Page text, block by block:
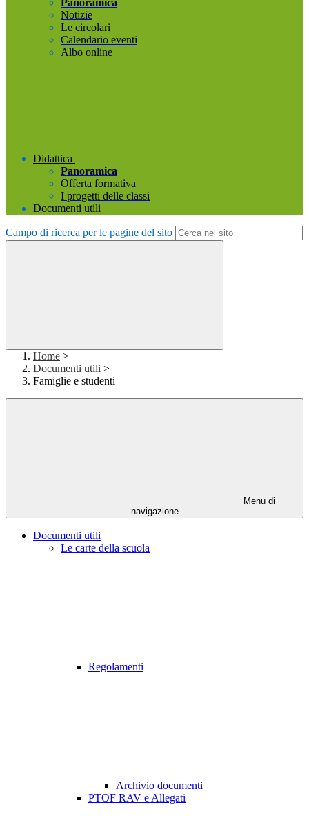
Panoramica
Notizie
Le circolari
Calendario eventi
Albo online
Didattica
Panoramica
Offerta formativa
I progetti delle classi
Documenti utili
Campo di ricerca per le pagine del sito
Home >
Documenti utili >
Famiglie e studenti
Menu di
navigazione
Documenti utili
Le carte della scuola
Regolamenti
Archivio documenti
PTOF RAV e Allegati